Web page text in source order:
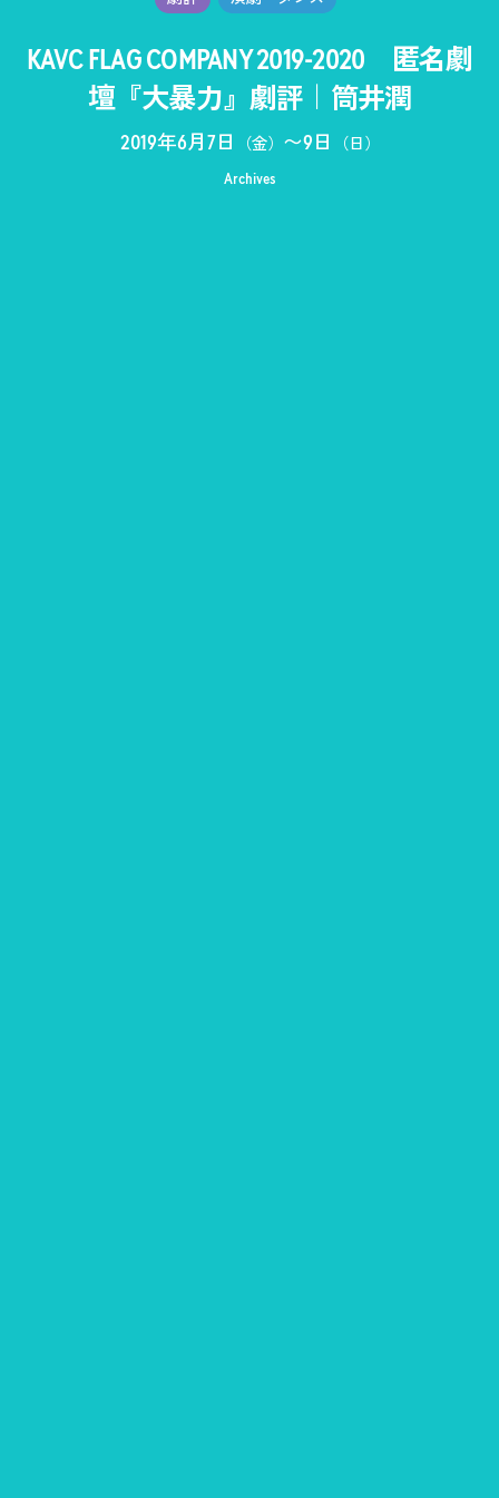
KAVC FLAG COMPANY 2019-2020 匿名劇
壇『大暴力』劇評｜筒井潤
2019年6月7日 （金） 〜9日
（日）
Archives